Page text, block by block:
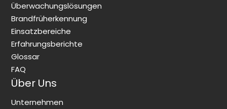
Überwachungslösungen
Brandfrüherkennung
Einsatzbereiche
Erfahrungsberichte
Glossar
FAQ
Über Uns
Unternehmen